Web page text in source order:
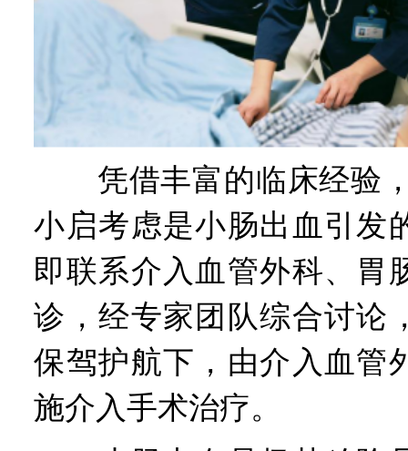
凭借丰富的临床经验，
小启考虑是小肠出血引发
即联系介入血管外科、胃
诊，经专家团队综合讨论
保驾护航下，由介入血管
施介入手术治疗。